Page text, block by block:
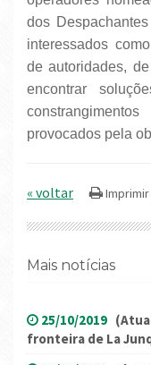
dos
interessados
de autoridades,
encontrar
provocados pela
« voltar
Mais notícias
25/10/2019
fronteira de La